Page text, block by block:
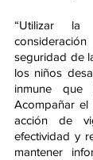
“Utilizar la
seguridad de
los niños
inmune que
Acompañar el
acción de
efectividad y
mantener